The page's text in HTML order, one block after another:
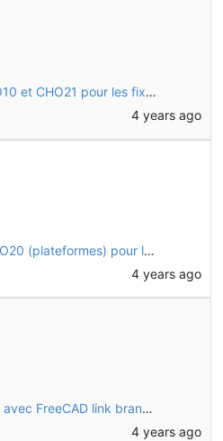
Modification des tôles CHO10 et CHO21 pour les fixer avec des boulons traversants
4 years ago
Modifications des tôles CHO20 (plateformes) pour les fixer avec des boulons traversants
4 years ago
Recalcul et enregistrement avec FreeCAD link branch (daily 20221128)
4 years ago